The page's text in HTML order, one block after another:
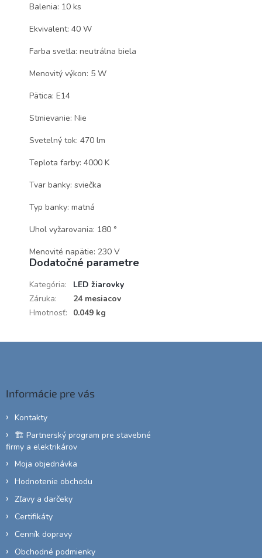
Balenia: 10 ks
Ekvivalent: 40 W
Farba svetla: neutrálna biela
Menovitý výkon: 5 W
Pätica: E14
Stmievanie: Nie
Svetelný tok: 470 lm
Teplota farby: 4000 K
Tvar banky: sviečka
Typ banky: matná
Uhol vyžarovania: 180 °
Menovité napätie: 230 V
Dodatočné parametre
Kategória:
LED žiarovky
Záruka:
24 mesiacov
Hmotnosť: 0.049 kg
Informácie pre vás
Kontakty
🏗️ Partnerský program pre stavebné
firmy a elektrikárov
Moja objednávka
Hodnotenie obchodu
Zľavy a darčeky
Certifikáty
Cenník dopravy
Obchodné podmienky